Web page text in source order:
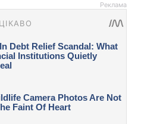
Реклама